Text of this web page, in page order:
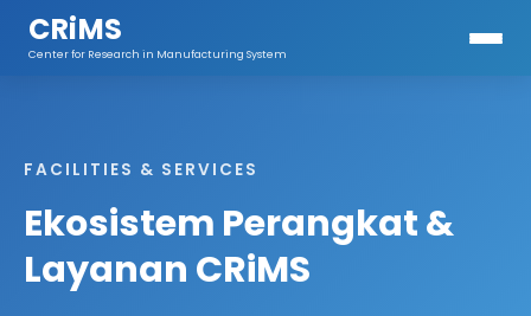
CRiMS
Center for Research in Manufacturing System
FACILITIES & SERVICES
Ekosistem Perangkat &
Layanan CRiMS